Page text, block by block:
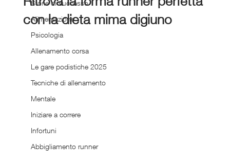
Storie di successo
Alimentazione
Psicologia
Allenamento corsa
Le gare podistiche 2025
Tecniche di allenamento
Mentale
Iniziare a correre
Infortuni
Abbigliamento runner
con la dieta mima digiuno